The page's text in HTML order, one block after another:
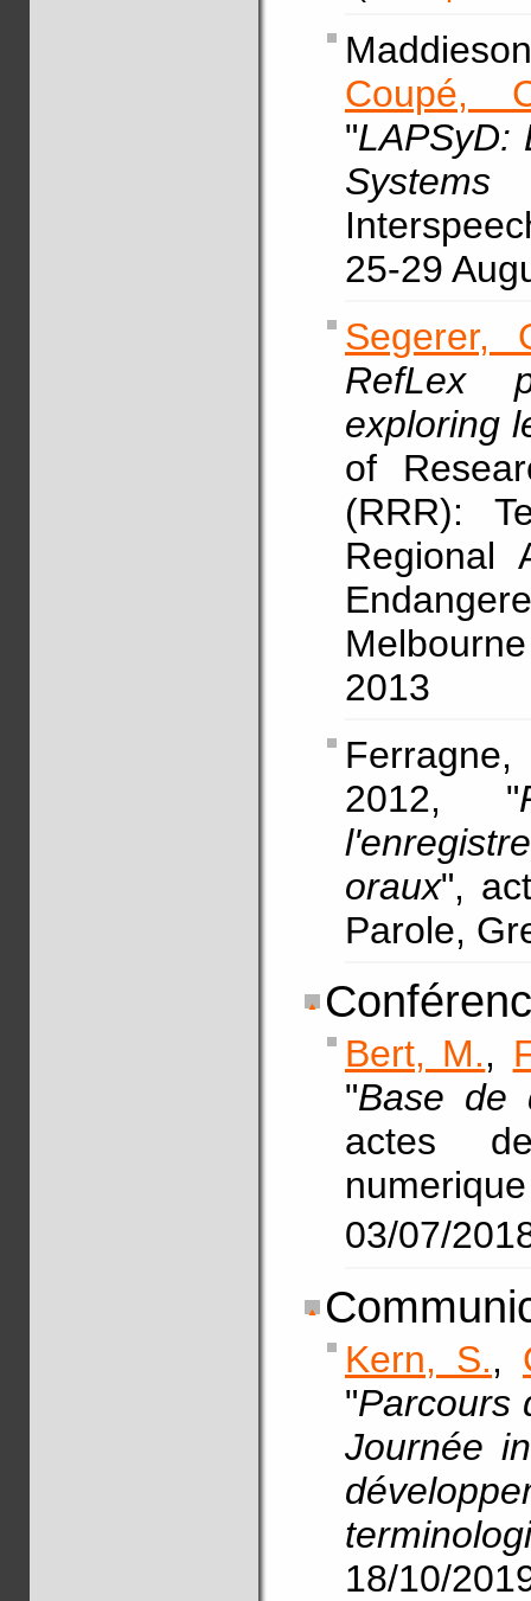
Coupé,
"LAPSyD:
Systems
25-29
Segerer,
RefLex
exploring
of
(RRR):
Regional
2013
2012, "
oraux",
Parole,
Bert, M.,
"Base de
actes
03/07/
Kern, S.,
"Parcours
Journée
18/10/